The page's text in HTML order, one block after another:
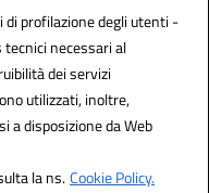
profilazione degli utenti -
necessari al
dei servizi
utilizzati, inoltre,
disposizione da Web
la ns.Cookie Policy.
(TP)
Solution S.r.l.